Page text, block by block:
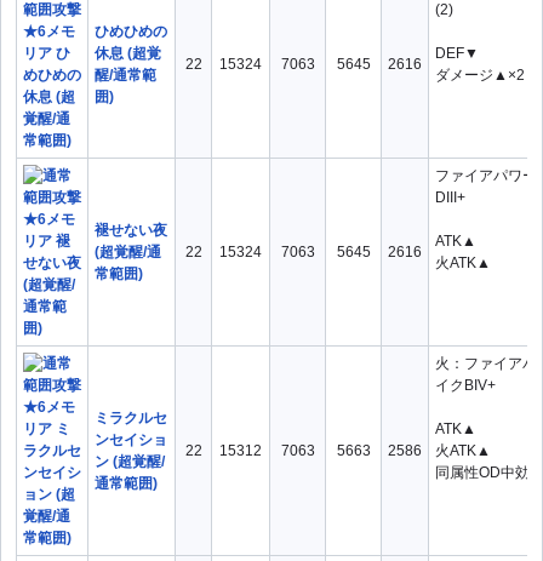
ひめひめの
休息 (超覚
醒/通常範
囲)
22 15324 7063 5645 2616
(2)
DEF▼
ダメージ▲×2
褪せない夜
(超覚醒/通
常範囲)
22 15324 7063 5645 2616
ファイアパワー
DIII+
ATK▲
火ATK▲
ミラクルセ
ンセイショ
ン (超覚醒/
通常範囲)
22 15312 7063 5663 2586
火：ファイアパ
イクBIV+
ATK▲
火ATK▲
同属性OD中効